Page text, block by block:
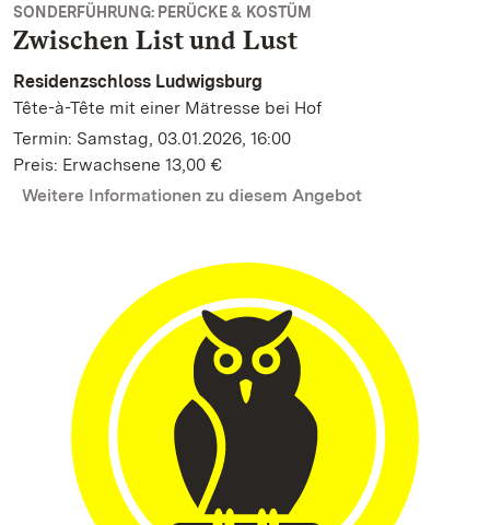
SONDERFÜHRUNG: PERÜCKE & KOSTÜM
Zwischen List und Lust
Residenzschloss Ludwigsburg
Tête-à-Tête mit einer Mätresse bei Hof
Termin: Samstag, 03.01.2026, 16:00
Preis: Erwachsene 13,00 €
Weitere Informationen zu diesem Angebot